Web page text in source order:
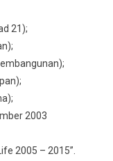
21);
2003
2005 – 2015”.